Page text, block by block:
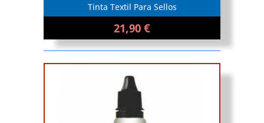
Tinta Textil Para Sellos
21,90 €